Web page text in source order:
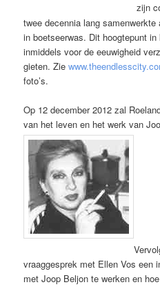
zijn
twee decennia lang
in boetseerwas. Dit hoogtepunt
inmiddels voor de eeuwigheid
gieten. Zie
foto’s.
Op 12 december 2012 zal
van het leven en het werk van
vraaggesprek met Ellen Vos een
met Joop Beljon te werken en